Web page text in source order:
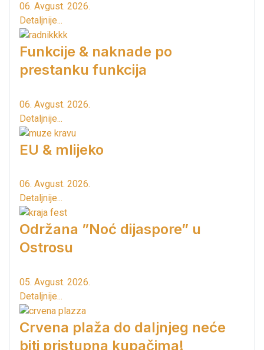
06. Avgust. 2026.
Detaljnije...
Funkcije & naknade po
prestanku funkcija
06. Avgust. 2026.
Detaljnije...
EU & mlijeko
06. Avgust. 2026.
Detaljnije...
Održana ”Noć dijaspore” u
Ostrosu
05. Avgust. 2026.
Detaljnije...
Crvena plaža do daljnjeg neće
biti pristupna kupačima!